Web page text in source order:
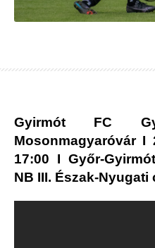
Gyirmót FC
Mosonmagyaróvár I
17:00 I Győr-
NB III. Észak-